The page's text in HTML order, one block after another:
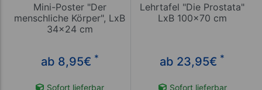
Mini-Poster "Der
menschliche Körper", LxB
34x24 cm
ab 8,95€ *
Sofort lieferbar
Lehrtafel "Die Prostata"
LxB 100x70 cm
ab 23,95€ *
Sofort lieferbar